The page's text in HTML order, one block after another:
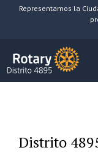
SaltarRepresentamos la
Distrito